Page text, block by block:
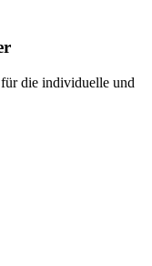
die individuelle und